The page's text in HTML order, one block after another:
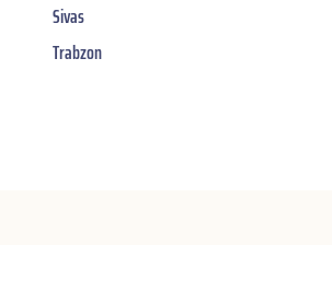
Sivas
Trabzon